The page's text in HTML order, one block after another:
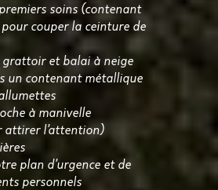
soins (contenant
couper la ceinture de
grattoir et balai à neige
un contenant métallique
à manivelle
attirer l’attention)
plan d’urgence et de
personnels